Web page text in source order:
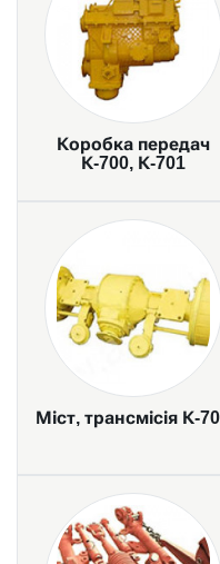
Коробка передач
К-700, К-701
Міст, трансмісія К-